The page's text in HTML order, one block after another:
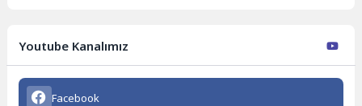
Youtube Kanalımız
Facebook